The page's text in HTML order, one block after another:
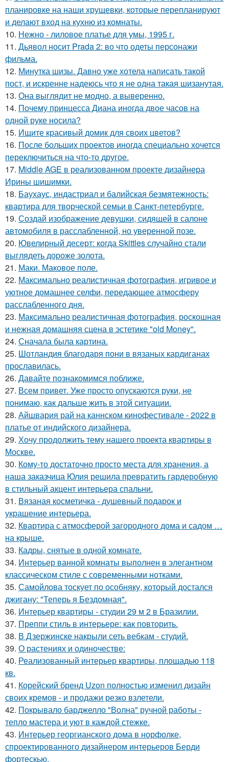
планировке на наши хрущевки, которые перепланируют
и делают вход на кухню из комнаты.
10. Нежно - лиловое платье для умы, 1995 г.
11. Дьявол носит Prada 2: во что одеты персонажи
фильма.
12. Минутка шизы. Давно уже хотела написать такой
пост, и искренне надеюсь что я не одна такая шизанутая.
13. Она выглядит не модно, а выверенно.
14. Почему принцесса Диана иногда двое часов на
одной руке носила?
15. Ищите красивый домик для своих цветов?
16. После больших проектов иногда специально хочется
переключиться на что-то другое.
17. Middle AGE в реализованном проекте дизайнера
Ирины шишимки.
18. Баухаус, индастриал и балийская безмятежность:
квартира для творческой семьи в Санкт-петербурге.
19. Создай изображение девушки, сидящей в салоне
автомобиля в расслабленной, но уверенной позе.
20. Ювелирный десерт: когда Skittles случайно стали
выглядеть дороже золота.
21. Маки. Маковое поле.
22. Максимально реалистичная фотография, игривое и
уютное домашнее селфи, передающее атмосферу
расслабленного дня.
23. Максимально реалистичная фотография, роскошная
и нежная домашняя сцена в эстетике "old Money".
24. Сначала была картина.
25. Шотландия благодаря пони в вязаных кардиганах
прославилась.
26. Давайте познакомимся поближе.
27. Всем привет. Уже просто опускаются руки, не
понимаю, как дальше жить в этой ситуации.
28. Айшвария рай на каннском кинофестивале - 2022 в
платье от индийского дизайнера.
29. Хочу продолжить тему нашего проекта квартиры в
Москве.
30. Кому-то достаточно просто места для хранения, а
наша заказчица Юлия решила превратить гардеробную
в стильный акцент интерьера спальни.
31. Вязаная косметичка - душевный подарок и
украшение интерьера.
32. Квартира с атмосферой загородного дома и садом …
на крыше.
33. Кадры, снятые в одной комнате.
34. Интерьер ванной комнаты выполнен в элегантном
классическом стиле с современными нотками.
35. Самойлова тоскует по особняку, который достался
джигану: "Теперь я Бездомная".
36. Интерьер квартиры - студии 29 м 2 в Бразилии.
37. Преппи стиль в интерьере: как повторить.
38. В Дзержинске накрыли сеть вебкам - студий.
39. О растениях и одиночестве:
40. Реализованный интерьер квартиры, площадью 118
кв.
41. Корейский бренд Uzon полностью изменил дизайн
своих кремов - и продажи резко взлетели.
42. Покрывало барджелло "Волна" ручной работы -
тепло мастера и уют в каждой стежке.
43. Интерьер георгианского дома в норфолке,
спроектированного дизайнером интерьеров Берди
фортескью.